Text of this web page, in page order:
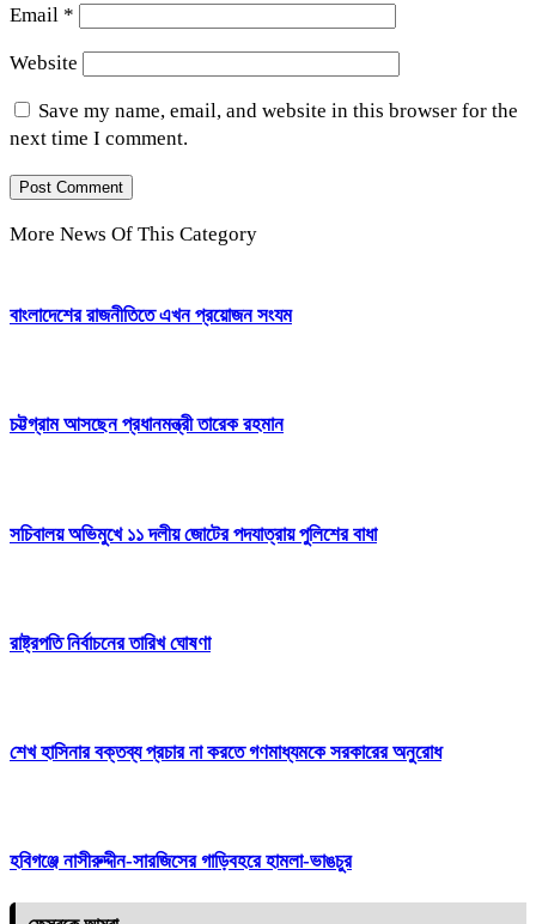
Email *
Website
Save my name, email, and website in this browser for the
next time I comment.
More News Of This Category
বাংলাদেশের রাজনীতিতে এখন প্রয়োজন সংযম
চট্টগ্রাম আসছেন প্রধানমন্ত্রী তারেক রহমান
সচিবালয় অভিমুখে ১১ দলীয় জোটের পদযাত্রায় পুলিশের বাধা
রাষ্ট্রপতি নির্বাচনের তারিখ ঘোষণা
শেখ হাসিনার বক্তব্য প্রচার না করতে গণমাধ্যমকে সরকারের অনুরোধ
হবিগঞ্জে নাসীরুদ্দীন-সারজিসের গাড়িবহরে হামলা-ভাঙচুর